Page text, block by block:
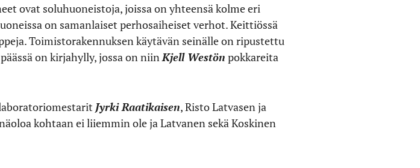
ovat soluhuoneistoja, joissa on yhteensä kolme eri
on samanlaiset perhosaiheiset verhot. Keittiössä
Toimistorakennuksen käytävän seinälle on ripustettu
on kirjahylly, jossa on niin Kjell Westön pokkareita
Jyrki Raatikaisen, Risto Latvasen ja
kohtaan ei liiemmin ole ja Latvanen sekä Koskinen